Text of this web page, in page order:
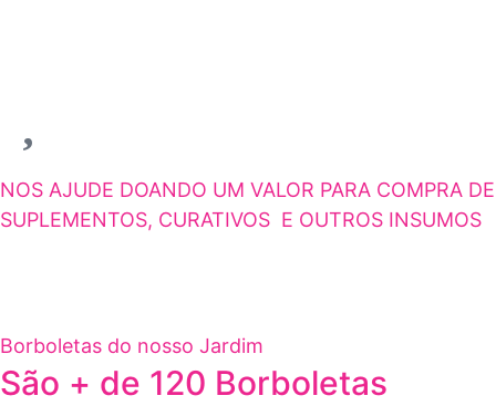
NOS AJUDE DOANDO UM VALOR PARA COMPRA DE
SUPLEMENTOS, CURATIVOS E OUTROS INSUMOS
Borboletas do nosso Jardim
São + de 120 Borboletas